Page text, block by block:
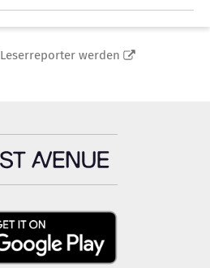
Leserreporter werden